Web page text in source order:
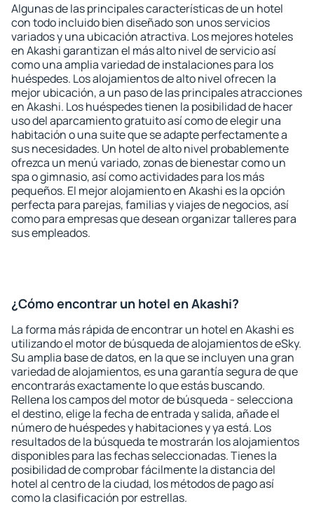
Algunas de las principales características de un hotel
con todo incluido bien diseñado son unos servicios
variados y una ubicación atractiva. Los mejores hoteles
en Akashi garantizan el más alto nivel de servicio así
como una amplia variedad de instalaciones para los
huéspedes. Los alojamientos de alto nivel ofrecen la
mejor ubicación, a un paso de las principales atracciones
en Akashi. Los huéspedes tienen la posibilidad de hacer
uso del aparcamiento gratuito así como de elegir una
habitación o una suite que se adapte perfectamente a
sus necesidades. Un hotel de alto nivel probablemente
ofrezca un menú variado, zonas de bienestar como un
spa o gimnasio, así como actividades para los más
pequeños. El mejor alojamiento en Akashi es la opción
perfecta para parejas, familias y viajes de negocios, así
como para empresas que desean organizar talleres para
sus empleados.
¿Cómo encontrar un hotel en Akashi?
La forma más rápida de encontrar un hotel en Akashi es
utilizando el motor de búsqueda de alojamientos de eSky.
Su amplia base de datos, en la que se incluyen una gran
variedad de alojamientos, es una garantía segura de que
encontrarás exactamente lo que estás buscando.
Rellena los campos del motor de búsqueda - selecciona
el destino, elige la fecha de entrada y salida, añade el
número de huéspedes y habitaciones y ya está. Los
resultados de la búsqueda te mostrarán los alojamientos
disponibles para las fechas seleccionadas. Tienes la
posibilidad de comprobar fácilmente la distancia del
hotel al centro de la ciudad, los métodos de pago así
como la clasificación por estrellas.